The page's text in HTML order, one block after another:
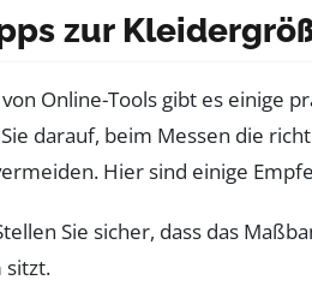
zur
Online-Tools gibt es einige
darauf, beim Messen die
Hier sind einige
Sie sicher, dass das
sitzt.